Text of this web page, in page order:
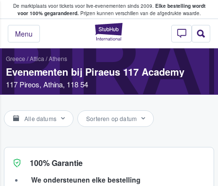
De marktplaats voor tickets voor live-evenementen sinds 2009. Elke bestelling wordt
voor 100% gegarandeerd.Prijzen kunnen verschillen van de afgedrukte waarde.
StubHub: waar
Menu
tickets kopen en verkopen
Greece /Attica /Athens
Evenementen bij Piraeus 117 Academy
117 Pireos, Athina, 118 54
Alle datums Sorteren op datum
100% Garantie
We ondersteunen elke bestelling